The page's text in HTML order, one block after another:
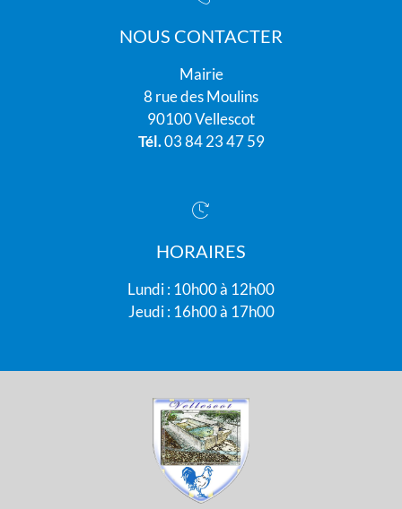
NOUS CONTACTER
Mairie
8 rue des Moulins
90100 Vellescot
Tél.03 84 23 47 59
HORAIRES
Lundi : 10h00 à 12h00
Jeudi : 16h00 à 17h00